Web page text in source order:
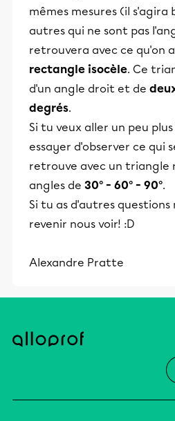
mêmes mesures (il s'agira
autres qui ne sont pas
retrouvera avec ce qu'on
rectangle isocèle. Ce
d'un angle droit et de
degrés.
Si tu veux aller un peu
essayer d'observer ce qui
retrouve avec un triangle
angles de 30° - 60° - 90°.
Si tu as d'autres questions
revenir nous voir! :D
Alexandre Pratte